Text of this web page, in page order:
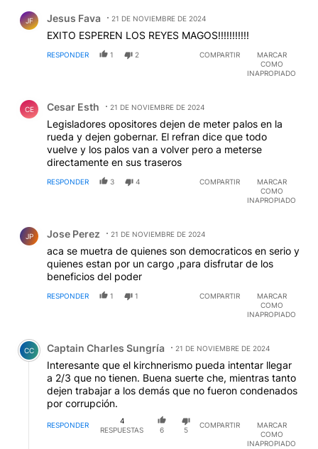
JF Jesus Fava 21 DE NOVIEMBRE DE 2024
EXITO ESPEREN LOS REYES MAGOS!!!!!!!!!!!
RESPONDER 1 2 COMPARTIR
MARCAR
COMO
INAPROPIADO
CE Cesar Esth 21 DE NOVIEMBRE DE 2024
Legisladores opositores dejen de meter palos en la
rueda y dejen gobernar. El refran dice que todo
vuelve y los palos van a volver pero a meterse
directamente en sus traseros
RESPONDER 3 4 COMPARTIR
MARCAR
COMO
INAPROPIADO
JP Jose Perez 21 DE NOVIEMBRE DE 2024
aca se muetra de quienes son democraticos en serio y
quienes estan por un cargo ,para disfrutar de los
beneficios del poder
RESPONDER 1 1 COMPARTIR
MARCAR
COMO
INAPROPIADO
Comentario de Captain Charles Sungría.
CC Captain Charles Sungría 21 DE NOVIEMBRE DE 2024
Interesante que el kirchnerismo pueda intentar llegar
a 2/3 que no tienen. Buena suerte che, mientras tanto
dejen trabajar a los demás que no fueron condenados
por corrupción.
RESPONDER
4
RESPUESTAS
6 5
COMPARTIR
MARCAR
COMO
INAPROPIADO